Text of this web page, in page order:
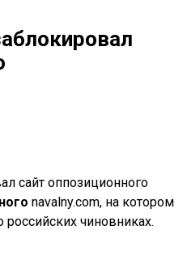
сайт оппозиционного
navalny.com, на котором
чиновниках.